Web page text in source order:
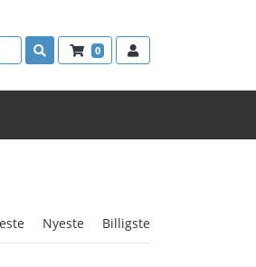
0
Nyeste Billigste